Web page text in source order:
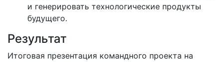
и генерировать технологические продукты
будущего.
Результат
Итоговая презентация командного проекта на